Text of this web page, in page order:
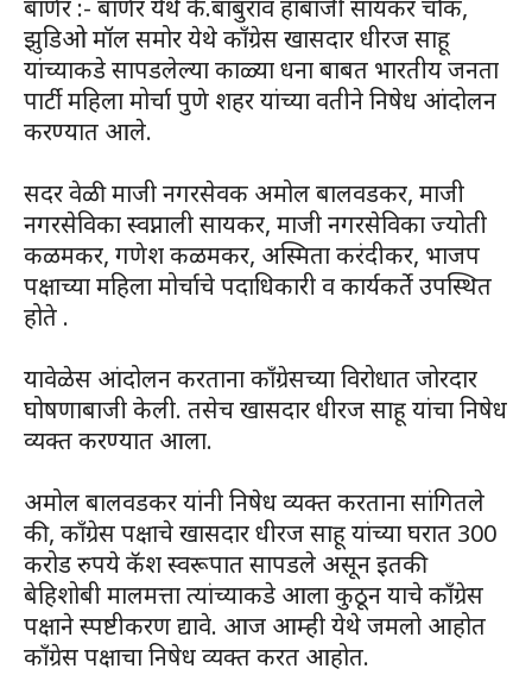
बाणेर :- बाणेर येथे कै.बाबुराव हाबाजी सायकर चौक,
झुडिओ मॉल समोर येथे काँग्रेस खासदार धीरज साहू
यांच्याकडे सापडलेल्या काळ्या धना बाबत भारतीय जनता
पार्टी महिला मोर्चा पुणे शहर यांच्या वतीने निषेध आंदोलन
करण्यात आले.
सदर वेळी माजी नगरसेवक अमोल बालवडकर, माजी
नगरसेविका स्वप्नाली सायकर, माजी नगरसेविका ज्योती
कळमकर, गणेश कळमकर, अस्मिता करंदीकर, भाजप
पक्षाच्या महिला मोर्चाचे पदाधिकारी व कार्यकर्ते उपस्थित
होते .
यावेळेस आंदोलन करताना काँग्रेसच्या विरोधात जोरदार
घोषणाबाजी केली. तसेच खासदार धीरज साहू यांचा निषेध
व्यक्त करण्यात आला.
अमोल बालवडकर यांनी निषेध व्यक्त करताना सांगितले
की, काँग्रेस पक्षाचे खासदार धीरज साहू यांच्या घरात 300
करोड रुपये कॅश स्वरूपात सापडले असून इतकी
बेहिशोबी मालमत्ता त्यांच्याकडे आला कुठून याचे काँग्रेस
पक्षाने स्पष्टीकरण द्यावे. आज आम्ही येथे जमलो आहोत
काँग्रेस पक्षाचा निषेध व्यक्त करत आहोत.